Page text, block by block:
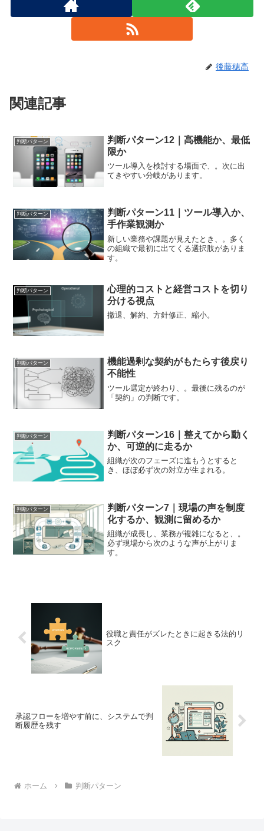
後藤穂高
関連記事
判断パターン
判断パターン12｜高機能か、最低
限か
ツール導入を検討する場面で、。次に出
てきやすい分岐があります。
判断パターン
判断パターン11｜ツール導入か、
手作業観測か
新しい業務や課題が見えたとき、。多く
の組織で最初に出てくる選択肢がありま
す。
判断パターン
心理的コストと経営コストを切り
分ける視点
撤退、解約、方針修正、縮小。
判断パターン
機能過剰な契約がもたらす後戻り
不能性
ツール選定が終わり、。最後に残るのが
「契約」の判断です。
判断パターン
判断パターン16｜整えてから動く
か、可逆的に走るか
組織が次のフェーズに進もうとすると
き、ほぼ必ず次の対立が生まれる。
判断パターン
判断パターン7｜現場の声を制度
化するか、観測に留めるか
組織が成長し、業務が複雑になると、。
必ず現場から次のような声が上がりま
す。
役職と責任がズレたときに起きる法的リ
スク
承認フローを増やす前に、システムで判
断履歴を残す
ホーム 判断パターン